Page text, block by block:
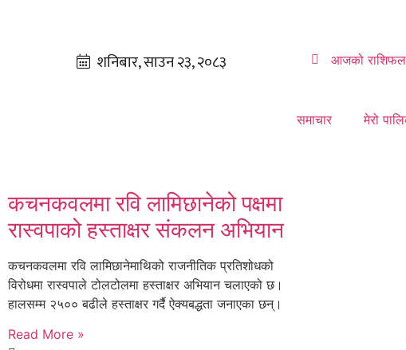
आजको राशिफल
समाचार मेरो
कचनकवलमा रवि लामिछानेको पक्षमा
रास्वपाको हस्ताक्षर संकलन अभियान
कचनकवलमा रवि लामिछानेमाथिको राजनीतिक प्रतिशोधको
विरोधमा रास्वपाले टोलटोलमा हस्ताक्षर अभियान चलाएको छ।
हालसम्म २५०० बढीले हस्ताक्षर गर्दै ऐक्यबद्धता जनाएका छन्।
Read More »